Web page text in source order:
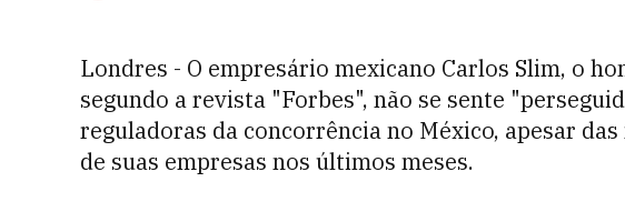
Londres - O empresário mexicano Carlos Slim, o
segundo a revista "Forbes", não se sente
reguladoras da concorrência no México, apesar
de suas empresas nos últimos meses.